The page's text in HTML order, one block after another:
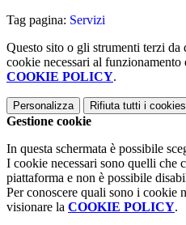
Tag pagina: Servizi
Questo sito o gli strumenti terzi
cookie necessari al
COOKIE POLICY.
Personalizza Rifiuta tutti i cookies
Gestione cookie
In questa schermata è possibile
I cookie necessari sono quelli che
piattaforma e non è possibile
Per conoscere quali sono i cookie
visionare la COOKIE POLICY.